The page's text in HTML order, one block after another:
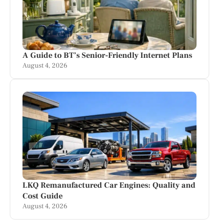
A Guide to BT’s Senior-Friendly Internet Plans
August 4, 2026
LKQ Remanufactured Car Engines: Quality and
Cost Guide
August 4, 2026